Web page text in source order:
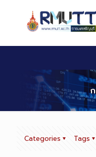
Categories Tags